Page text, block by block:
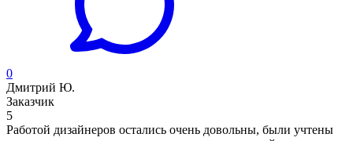
0
Дмитрий Ю.
Заказчик
5
Работой дизайнеров остались очень довольны, были учтены